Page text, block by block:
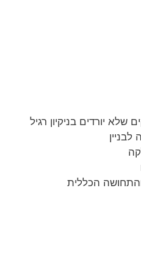
יורדים בניקיון רגיל
הכללית